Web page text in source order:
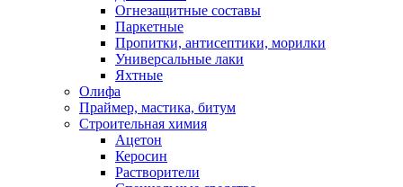
Огнезащитные составы
Паркетные
Пропитки, антисептики, морилки
Универсальные лаки
Яхтные
Олифа
Праймер, мастика, битум
Строительная химия
Ацетон
Керосин
Растворители